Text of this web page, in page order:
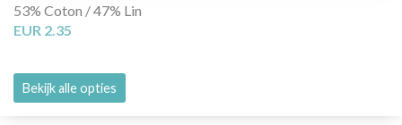
53% Coton / 47% Lin
EUR 2.35
Bekijk alle opties